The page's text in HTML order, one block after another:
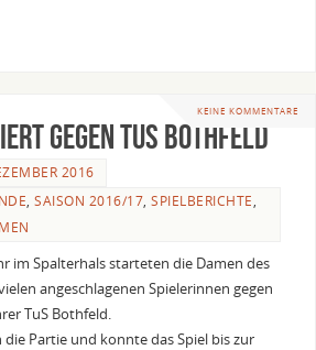
KEINE KOMMENTARE
gegen TuS Bothfeld
2016
,SAISON 2016/17,SPIELBERICHTE,
im Spalterhals starteten die Damen des
angeschlagenen Spielerinnen gegen
TuS Bothfeld.
die Partie und konnte das Spiel bis zur